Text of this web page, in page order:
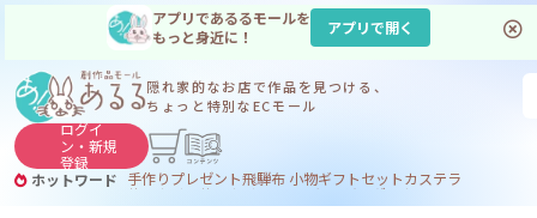
アプリであるるモールを
もっと身近に！
アプリで開く
隠れ家的なお店で作品を見つける、
ちょっと特別なECモール
ログイ
ン・新規
登録
ホットワード 手作りプレゼント飛騨布 小物ギフトセットカステラ
サヌカイト コーヒー
ジンギスカン